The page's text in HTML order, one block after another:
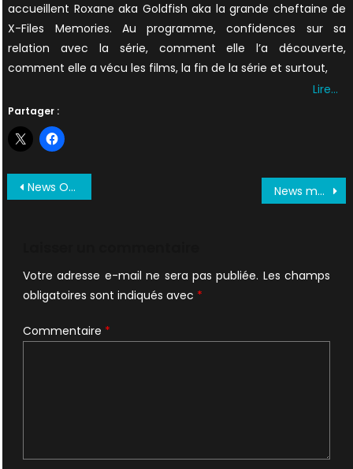
accueillent Roxane aka Goldfish aka la grande cheftaine de
X-Files Memories. Au programme, confidences sur sa
relation avec la série, comment elle l’a découverte,
comment elle a vécu les films, la fin de la série et surtout,
Lire…
Partager :
Navigation
News Octobre 1999 News mai 2000 (annonce saison 8 et retour de DD)
Votre adresse e-mail ne sera pas publiée. Les champs
obligatoires sont indiqués avec *
Commentaire *